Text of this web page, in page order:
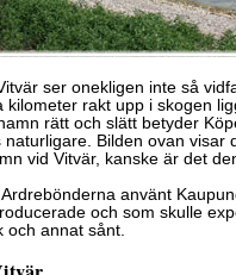
ser onekligen inte så
kilometer rakt upp i skogen
rätt och slätt betyder
naturligare. Bilden ovan visar
vid Vitvär, kanske är det
använt
och som skulle
och annat sånt.